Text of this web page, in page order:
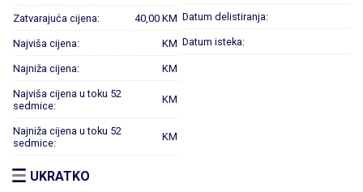
Zatvarajuća cijena: 40,00 KM
Najviša cijena: KM
Najniža cijena: KM
Najviša cijena u toku 52
sedmice:
KM
Najniža cijena u toku 52
sedmice:
KM
Datum delistiranja:
Datum isteka:
UKRATKO